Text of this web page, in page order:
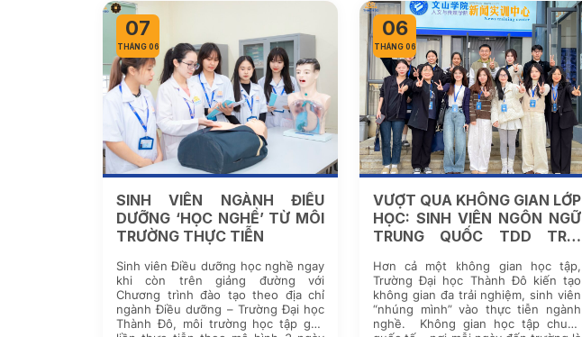
07
THÁNG 06
SINH VIÊN NGÀNH ĐIỀU
DƯỠNG ‘HỌC NGHỀ’ TỪ MÔI
TRƯỜNG THỰC TIỄN
Sinh viên Điều dưỡng học nghề ngay
khi còn trên giảng đường với
Chương trình đào tạo theo địa chỉ
ngành Điều dưỡng – Trường Đại học
Thành Đô, môi trường học tập gắn
06
THÁNG 06
VƯỢT QUA KHÔNG GIAN LỚP
HỌC: SINH VIÊN NGÔN NGỮ
TRUNG QUỐC TDD TRẢI
Hơn cả một không gian học tập,
Trường Đại học Thành Đô kiến tạo
không gian đa trải nghiệm, sinh viên
“nhúng mình” vào thực tiễn ngành
nghề. Không gian học tập chuẩn